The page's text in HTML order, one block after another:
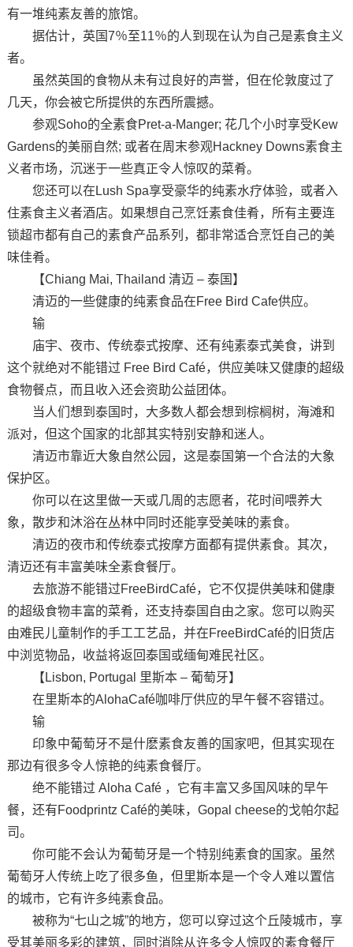
有一堆纯素友善的旅馆。
据估计，英国7％至11％的人到现在认为自己是素食主义
者。
虽然英国的食物从未有过良好的声誉，但在伦敦度过了
几天，你会被它所提供的东西所震撼。
参观Soho的全素食Pret-a-Manger; 花几个小时享受Kew
Gardens的美丽自然; 或者在周末参观Hackney Downs素食主
义者市场，沉迷于一些真正令人惊叹的菜肴。
您还可以在Lush Spa享受豪华的纯素水疗体验，或者入
住素食主义者酒店。如果想自己烹饪素食佳肴，所有主要连
锁超市都有自己的素食产品系列，都非常适合烹饪自己的美
味佳肴。
【Chiang Mai, Thailand 清迈 – 泰国】
清迈的一些健康的纯素食品在Free Bird Cafe供应。
输
庙宇、夜市、传统泰式按摩、还有纯素泰式美食，讲到
这个就绝对不能错过 Free Bird Café，供应美味又健康的超级
食物餐点，而且收入还会资助公益团体。
当人们想到泰国时，大多数人都会想到棕榈树，海滩和
派对，但这个国家的北部其实特别安静和迷人。
清迈市靠近大象自然公园，这是泰国第一个合法的大象
保护区。
你可以在这里做一天或几周的志愿者，花时间喂养大
象，散步和沐浴在丛林中同时还能享受美味的素食。
清迈的夜市和传统泰式按摩方面都有提供素食。其次，
清迈还有丰富美味全素食餐厅。
去旅游不能错过FreeBirdCafé，它不仅提供美味和健康
的超级食物丰富的菜肴，还支持泰国自由之家。您可以购买
由难民儿童制作的手工工艺品，并在FreeBirdCafé的旧货店
中浏览物品，收益将返回泰国或缅甸难民社区。
【Lisbon, Portugal 里斯本 – 葡萄牙】
在里斯本的AlohaCafé咖啡厅供应的早午餐不容错过。
输
印象中葡萄牙不是什麽素食友善的国家吧，但其实现在
那边有很多令人惊艳的纯素食餐厅。
绝不能错过 Aloha Café ，它有丰富又多国风味的早午
餐，还有Foodprintz Café的美味，Gopal cheese的戈帕尔起
司。
你可能不会认为葡萄牙是一个特别纯素食的国家。虽然
葡萄牙人传统上吃了很多鱼，但里斯本是一个令人难以置信
的城市，它有许多纯素食品。
被称为“七山之城”的地方，您可以穿过这个丘陵城市，享
受其美丽多彩的建筑，同时消除从许多令人惊叹的素食餐厅